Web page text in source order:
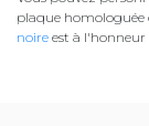
plaque homologuée
noire est à